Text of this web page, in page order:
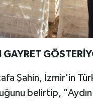
Şahin, İzmir'in
belirtip,